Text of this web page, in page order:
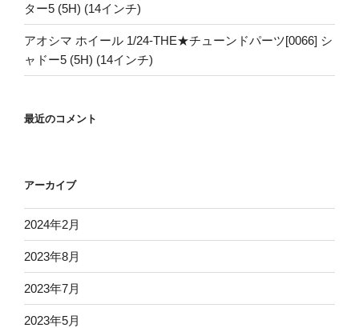
ター5 (5H) (14インチ)
アオシマ ホイール 1/24-THE★チューンドパーツ[0066] シ
ャドー5 (5H) (14インチ)
最近のコメント
アーカイブ
2024年2月
2023年8月
2023年7月
2023年5月